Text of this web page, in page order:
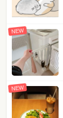
NEW
NEW